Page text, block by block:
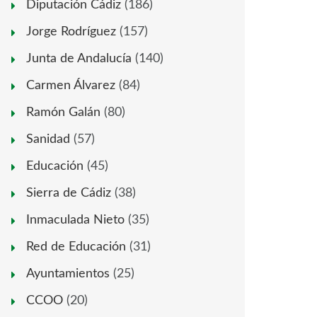
Diputación Cádiz (186)
Jorge Rodríguez (157)
Junta de Andalucía (140)
Carmen Álvarez (84)
Ramón Galán (80)
Sanidad (57)
Educación (45)
Sierra de Cádiz (38)
Inmaculada Nieto (35)
Red de Educación (31)
Ayuntamientos (25)
CCOO (20)